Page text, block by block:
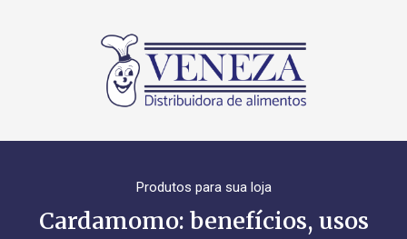
Produtos para sua loja
Cardamomo: benefícios, usos